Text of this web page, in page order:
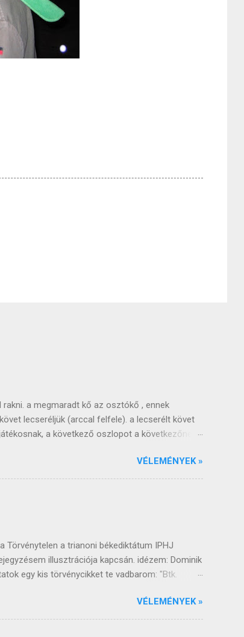
a megmaradt kő az osztókő , ennek
lecseréljük (arccal felfele). a lecserélt követ
a következő oszlopot a következőnek
fogunk szedni . ha az oszlopok elfogynak , a
lévő köveket megkeverjük és oszlopokba
felpakoljuk a köveket a táblára (mindenki
VÉLEMÉNYEK »
Törvénytelen a trianoni békediktátum IPHJ
illusztrációja kapcsán. idézem: Dominik
egy kis törvénycikket te vadbarom: "Btk.
követ el, ha súlyosabb bűncselekmény nem
közérdekű munkával vagy
VÉLEMÉNYEK »